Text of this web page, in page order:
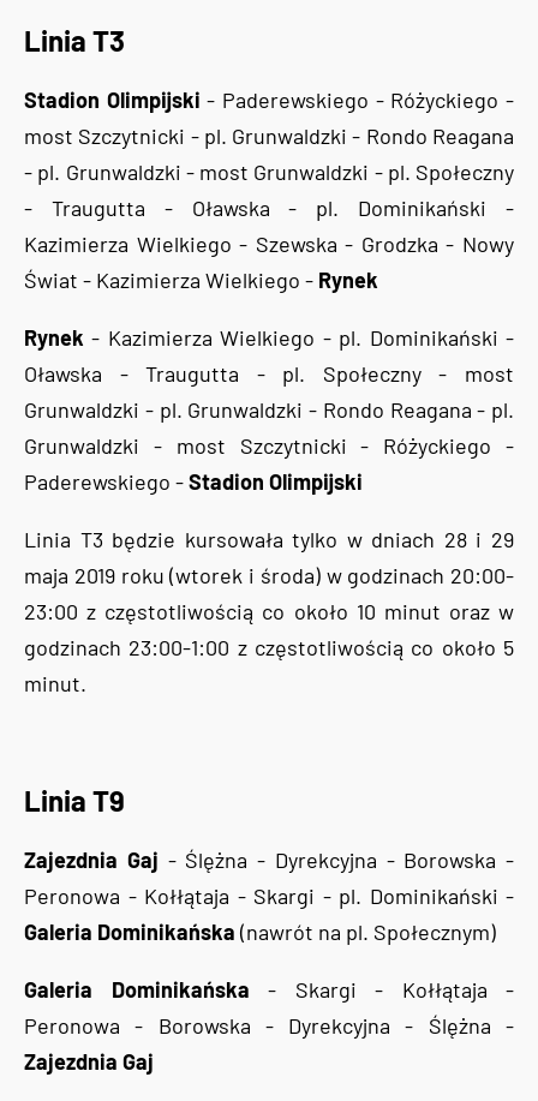
Linia T3
Stadion Olimpijski - Paderewskiego - Różyckiego -
most Szczytnicki - pl. Grunwaldzki - Rondo Reagana
- pl. Grunwaldzki - most Grunwaldzki - pl. Społeczny
- Traugutta - Oławska - pl. Dominikański -
Kazimierza Wielkiego - Szewska - Grodzka - Nowy
Świat - Kazimierza Wielkiego - Rynek
Rynek - Kazimierza Wielkiego - pl. Dominikański -
Oławska - Traugutta - pl. Społeczny - most
Grunwaldzki - pl. Grunwaldzki - Rondo Reagana - pl.
Grunwaldzki - most Szczytnicki - Różyckiego -
Paderewskiego -Stadion Olimpijski
Linia T3 będzie kursowała tylko w dniach 28 i 29
maja 2019 roku (wtorek i środa) w godzinach 20:00-
23:00 z częstotliwością co około 10 minut oraz w
godzinach 23:00-1:00 z częstotliwością co około 5
minut.
Linia T9
Zajezdnia Gaj - Ślężna - Dyrekcyjna - Borowska -
Peronowa - Kołłątaja - Skargi - pl. Dominikański -
Galeria Dominikańska (nawrót na pl. Społecznym)
Galeria Dominikańska - Skargi - Kołłątaja -
Peronowa - Borowska - Dyrekcyjna - Ślężna -
Zajezdnia Gaj